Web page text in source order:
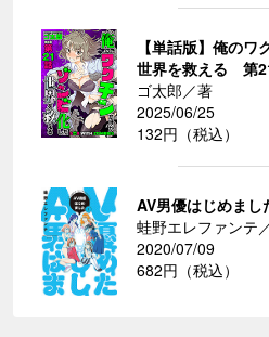
【単話版】俺の
世界を救える 第
ゴ太郎／著
2025/06/25
132円（税込）
AV男優はじめま
蛙野エレファンテ
2020/07/09
682円（税込）